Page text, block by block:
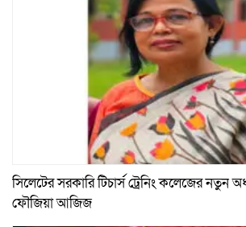
সিলেটের সরকারি টিচার্স ট্রেনিং কলেজের নতুন
ফৌজিয়া আজিজ